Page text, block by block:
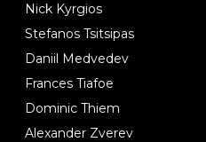
Nick Kyrgios
Stefanos Tsitsipas
Daniil Medvedev
Frances Tiafoe
Dominic Thiem
Alexander Zverev